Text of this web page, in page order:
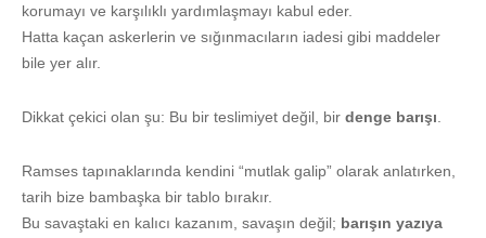
korumayı ve karşılıklı yardımlaşmayı kabul eder.
Hatta kaçan askerlerin ve sığınmacıların iadesi gibi maddeler
bile yer alır.
Dikkat çekici olan şu: Bu bir teslimiyet değil, bir denge barışı
Ramses tapınaklarında kendini “mutlak galip” olarak anlatırken,
tarih bize bambaşka bir tablo bırakır.
Bu savaştaki en kalıcı kazanım, savaşın değil; barışın yazıya